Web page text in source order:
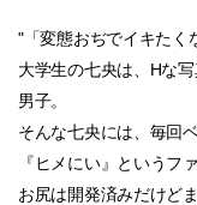
"「変態おぢでイキたく
大学生の七央は、Hな
男子。
そんな七央には、毎回
『ヒメにい』というフ
お尻は開発済みだけど